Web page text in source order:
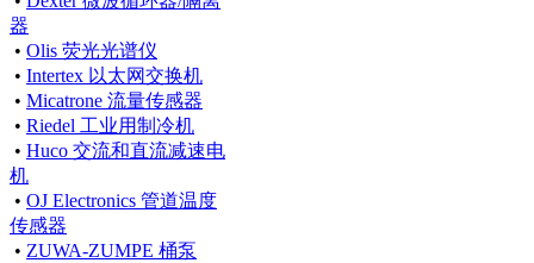
器
• Olis 荧光光谱仪
• Intertex 以太网交换机
• Micatrone 流量传感器
• Riedel 工业用制冷机
• Huco 交流和直流减速电
机
• OJ Electronics 管道温度
传感器
• ZUWA-ZUMPE 桶泵